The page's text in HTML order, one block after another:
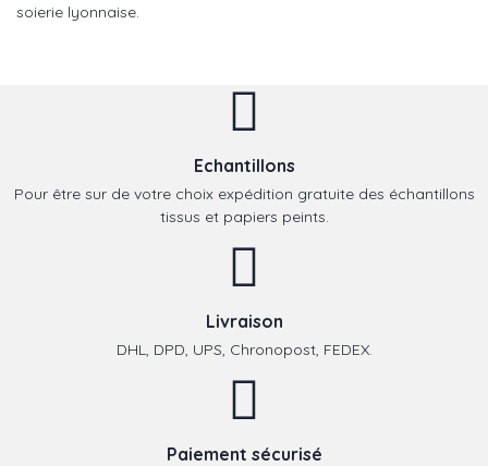
soierie lyonnaise.
Echantillons
Pour être sur de votre choix expédition gratuite des échantillons
tissus et papiers peints.
Livraison
DHL, DPD, UPS, Chronopost, FEDEX.
Paiement sécurisé